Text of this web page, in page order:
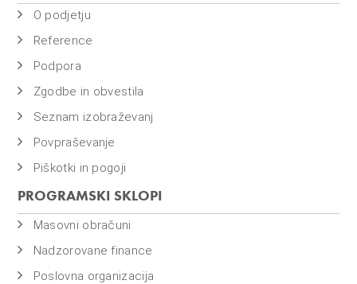
O podjetju
Reference
Podpora
Zgodbe in obvestila
Seznam izobraževanj
Povpraševanje
Piškotki in pogoji
PROGRAMSKI SKLOPI
Masovni obračuni
Nadzorovane finance
Poslovna organizacija